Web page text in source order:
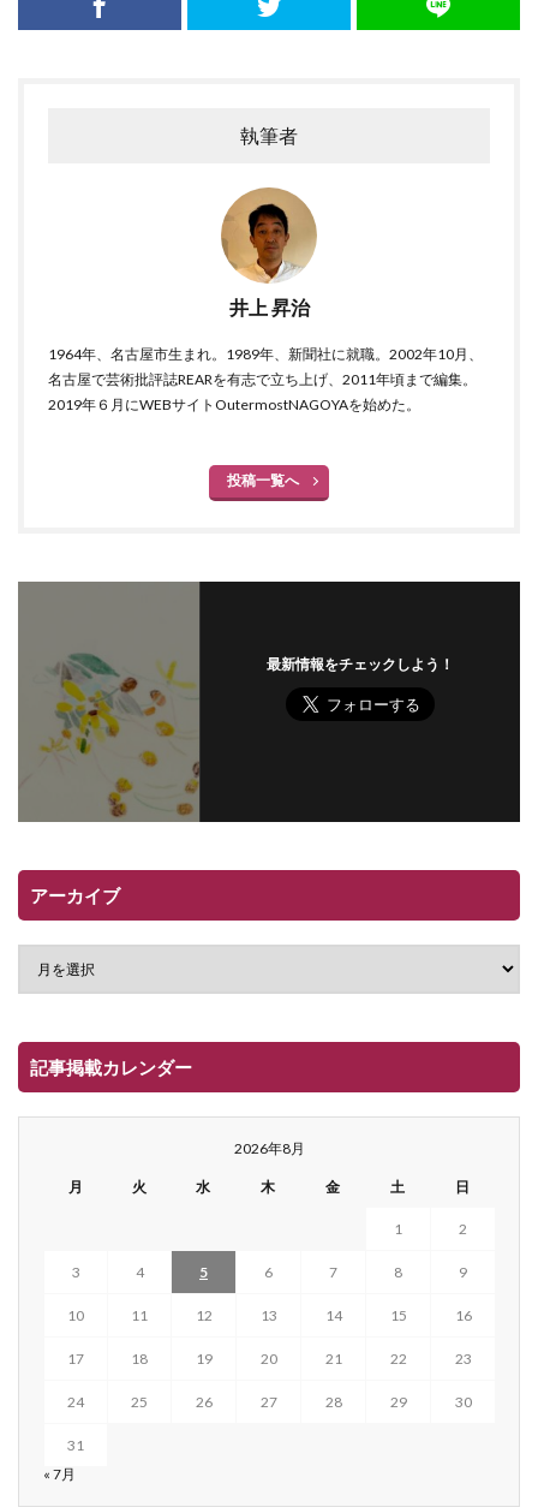
執筆者
井上 昇治
1964年、名古屋市生まれ。1989年、新聞社に就職。2002年10月、
名古屋で芸術批評誌REARを有志で立ち上げ、2011年頃まで編集。
2019年６月にWEBサイトOutermostNAGOYAを始めた。
投稿一覧へ
最新情報をチェックしよう！
アーカイブ
記事掲載カレンダー
2026年8月
月 火 水 木 金 土 日
1 2
3 4 5 6 7 8 9
10 11 12 13 14 15 16
17 18 19 20 21 22 23
24 25 26 27 28 29 30
31
« 7月